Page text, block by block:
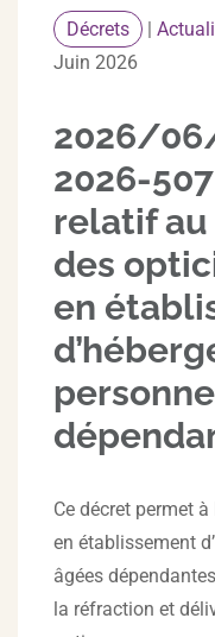
Décrets |
Juin 2026
2026/
2026-
relatif
des
en
Ce décret permet
en établissement
âgées
la réfraction et